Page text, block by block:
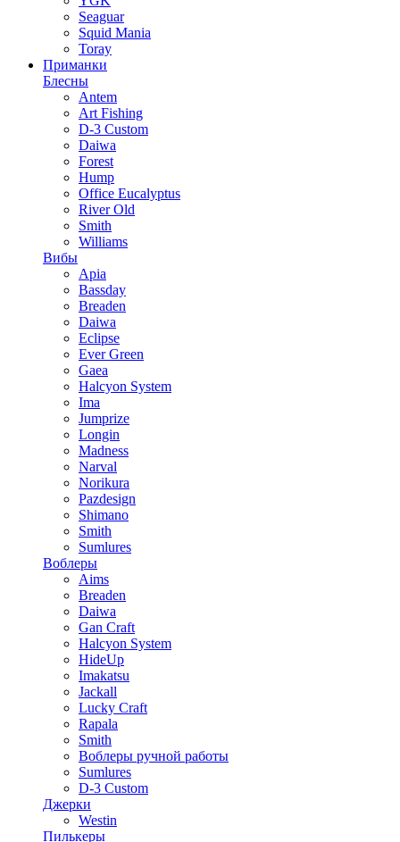
Seaguar
Squid Mania
Toray
Приманки
Блесны
Antem
Art Fishing
D-3 Custom
Daiwa
Forest
Hump
Office Eucalyptus
River Old
Smith
Williams
Вибы
Apia
Bassday
Breaden
Daiwa
Eclipse
Ever Green
Gaea
Halcyon System
Ima
Jumprize
Longin
Madness
Narval
Norikura
Pazdesign
Shimano
Smith
Sumlures
Воблеры
Aims
Breaden
Daiwa
Gan Craft
Halcyon System
HideUp
Imakatsu
Jackall
Lucky Craft
Rapala
Smith
Воблеры ручной работы
Sumlures
D-3 Custom
Джерки
Westin
Пилькеры